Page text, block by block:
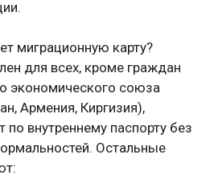
миграционную карту?
для всех, кроме граждан
экономического союза
Армения, Киргизия),
внутреннему паспорту без
Остальные